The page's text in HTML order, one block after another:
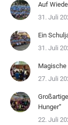
Auf
31. Juli
Ein
31. Juli
Magische
27. Juli
Hunger“
22. Juli